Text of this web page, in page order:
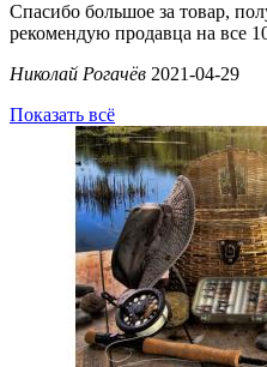
Спасибо большое за товар,
рекомендую продавца на все
Николай Рогачёв 2021-04-29
Показать всё